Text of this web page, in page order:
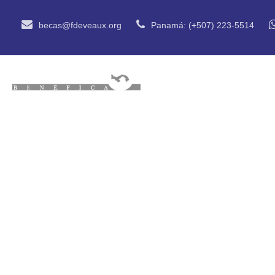
becas@fdeveaux.org Panamá: (+507) 223-5514